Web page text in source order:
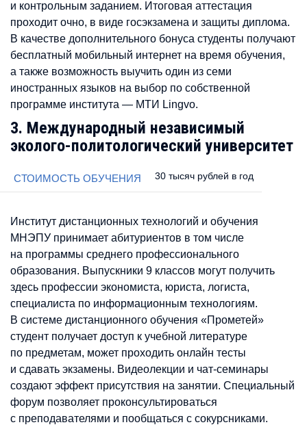
и контрольным заданием. Итоговая аттестация
проходит очно, в виде госэкзамена и защиты диплома.
В качестве дополнительного бонуса студенты получают
бесплатный мобильный интернет на время обучения,
а также возможность выучить один из семи
иностранных языков на выбор по собственной
программе института — МТИ Lingvo.
3. Международный независимый
эколого-политологический университет
СТОИМОСТЬ ОБУЧЕНИЯ 30 тысяч рублей в год
Институт дистанционных технологий и обучения
МНЭПУ принимает абитуриентов в том числе
на программы среднего профессионального
образования. Выпускники 9 классов могут получить
здесь профессии экономиста, юриста, логиста,
специалиста по информационным технологиям.
В системе дистанционного обучения «Прометей»
студент получает доступ к учебной литературе
по предметам, может проходить онлайн тесты
и сдавать экзамены. Видеолекции и чат-семинары
создают эффект присутствия на занятии. Специальный
форум позволяет проконсультироваться
с преподавателями и пообщаться с сокурсниками.